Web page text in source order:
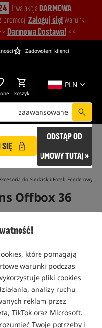
które pomagają
warunki podczas
pliki cookies
analizy ruchu
reklam przez
TikTok oraz Microsoft.
Twoje potrzeby i
Trwa akcjaDARMOWA
promocjiZaloguj się!Warunki
Darmowa Dostawa! <<
Zadowoleni klienci
PLN
koszyk
zaawansowane
SIĘ
ODSTĄP OD
UMOWY TUTAJ »
do Siedzisk i Foteli Feederowych
Offbox 36
na nogi /
0,0
0 opinii